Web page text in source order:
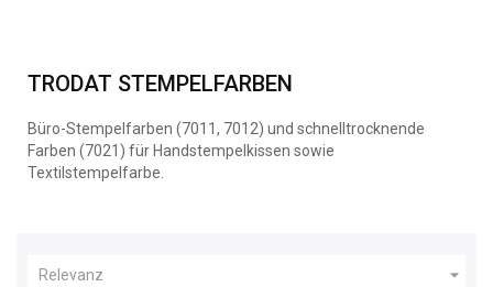
TRODAT STEMPELFARBEN
Büro-Stempelfarben (7011, 7012) und schnelltrocknende
Farben (7021) für Handstempelkissen sowie
Textilstempelfarbe.
Relevanz 